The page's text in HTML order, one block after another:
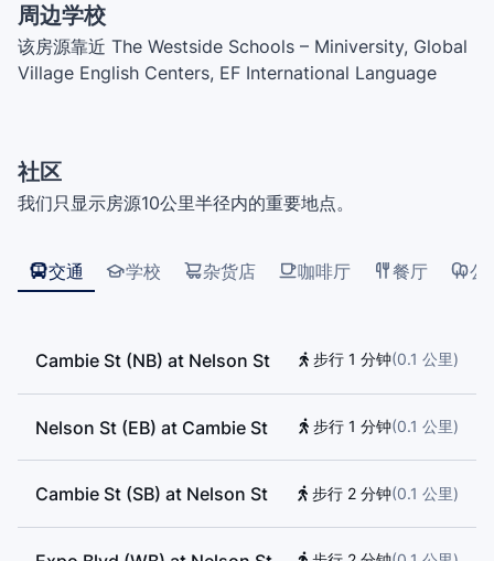
周边学校
该房源靠近 The Westside Schools – Miniversity, Global
Village English Centers, EF International Language
Canada, UBC Robson Square, šxʷwəq̓ʷəθət
Crosstown Elementary School, Pattison High School,
Light House Labs, International House Vancouver, SFU
Goldcorp Centre for the Arts, VGC International
BC, False Creek Elementary School, Lord Roberts
School Annex, ILAC College, Kumon, UBC Learning
Exchange, Canada Royal High School, collège
Educacentre, International Language Academy of
社区
我们只显示房源10公里半径内的重要地点。
交通 学校 杂货店 咖啡厅 餐厅 公
Cambie St (NB) at Nelson St 步行 1 分钟(0.1 公里)
Nelson St (EB) at Cambie St 步行 1 分钟(0.1 公里)
Cambie St (SB) at Nelson St 步行 2 分钟(0.1 公里)